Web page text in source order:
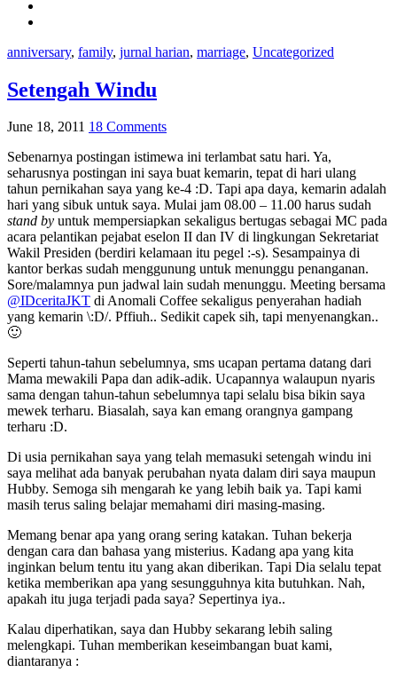
anniversary, family, jurnal harian, marriage, Uncategorized
Setengah Windu
June 18, 2011 18 Comments
Sebenarnya postingan istimewa ini terlambat satu hari. Ya,
seharusnya postingan ini saya buat kemarin, tepat di hari ulang
tahun pernikahan saya yang ke-4 :D. Tapi apa daya, kemarin adalah
hari yang sibuk untuk saya. Mulai jam 08.00 – 11.00 harus sudah
stand by untuk mempersiapkan sekaligus bertugas sebagai MC pada
acara pelantikan pejabat eselon II dan IV di lingkungan Sekretariat
Wakil Presiden (berdiri kelamaan itu pegel :-s). Sesampainya di
kantor berkas sudah menggunung untuk menunggu penanganan.
Sore/malamnya pun jadwal lain sudah menunggu. Meeting bersama
@IDceritaJKT di Anomali Coffee sekaligus penyerahan hadiah
yang kemarin \:D/. Pffiuh.. Sedikit capek sih, tapi menyenangkan..
🙂
Seperti tahun-tahun sebelumnya, sms ucapan pertama datang dari
Mama mewakili Papa dan adik-adik. Ucapannya walaupun nyaris
sama dengan tahun-tahun sebelumnya tapi selalu bisa bikin saya
mewek terharu. Biasalah, saya kan emang orangnya gampang
terharu :D.
Di usia pernikahan saya yang telah memasuki setengah windu ini
saya melihat ada banyak perubahan nyata dalam diri saya maupun
Hubby. Semoga sih mengarah ke yang lebih baik ya. Tapi kami
masih terus saling belajar memahami diri masing-masing.
Memang benar apa yang orang sering katakan. Tuhan bekerja
dengan cara dan bahasa yang misterius. Kadang apa yang kita
inginkan belum tentu itu yang akan diberikan. Tapi Dia selalu tepat
ketika memberikan apa yang sesungguhnya kita butuhkan. Nah,
apakah itu juga terjadi pada saya? Sepertinya iya..
Kalau diperhatikan, saya dan Hubby sekarang lebih saling
melengkapi. Tuhan memberikan keseimbangan buat kami,
diantaranya :